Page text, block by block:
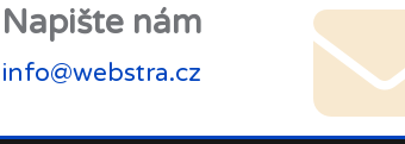
Napište nám
info@webstra.cz